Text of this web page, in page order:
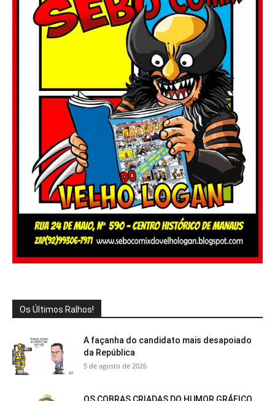
Os Últimos Ralhos!
A façanha do candidato mais desapoiado
da República
5 de agosto de 2026